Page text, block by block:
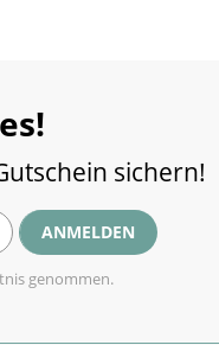
sichern!
ANMELDEN
genommen.